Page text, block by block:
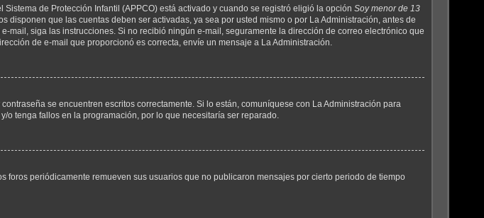
de Protección Infantil (APPCO) está activado y cuando se registró eligió la opción Soy menor de 13
que las cuentas deben ser activadas, ya sea por usted mismo o por La Administración, antes de
siga las instrucciones. Si no recibió ningún e-mail, seguramente la dirección de correo electrónico que
de e-mail que proporcionó es correcta, envíe un mensaje a La Administración.
se encuentren escritos correctamente. Si lo están, comuníquese con La Administración para
tenga fallos en la programación, por lo que necesitaría ser reparado.
periódicamente remueven sus usuarios que no publicaron mensajes por cierto periodo de tiempo